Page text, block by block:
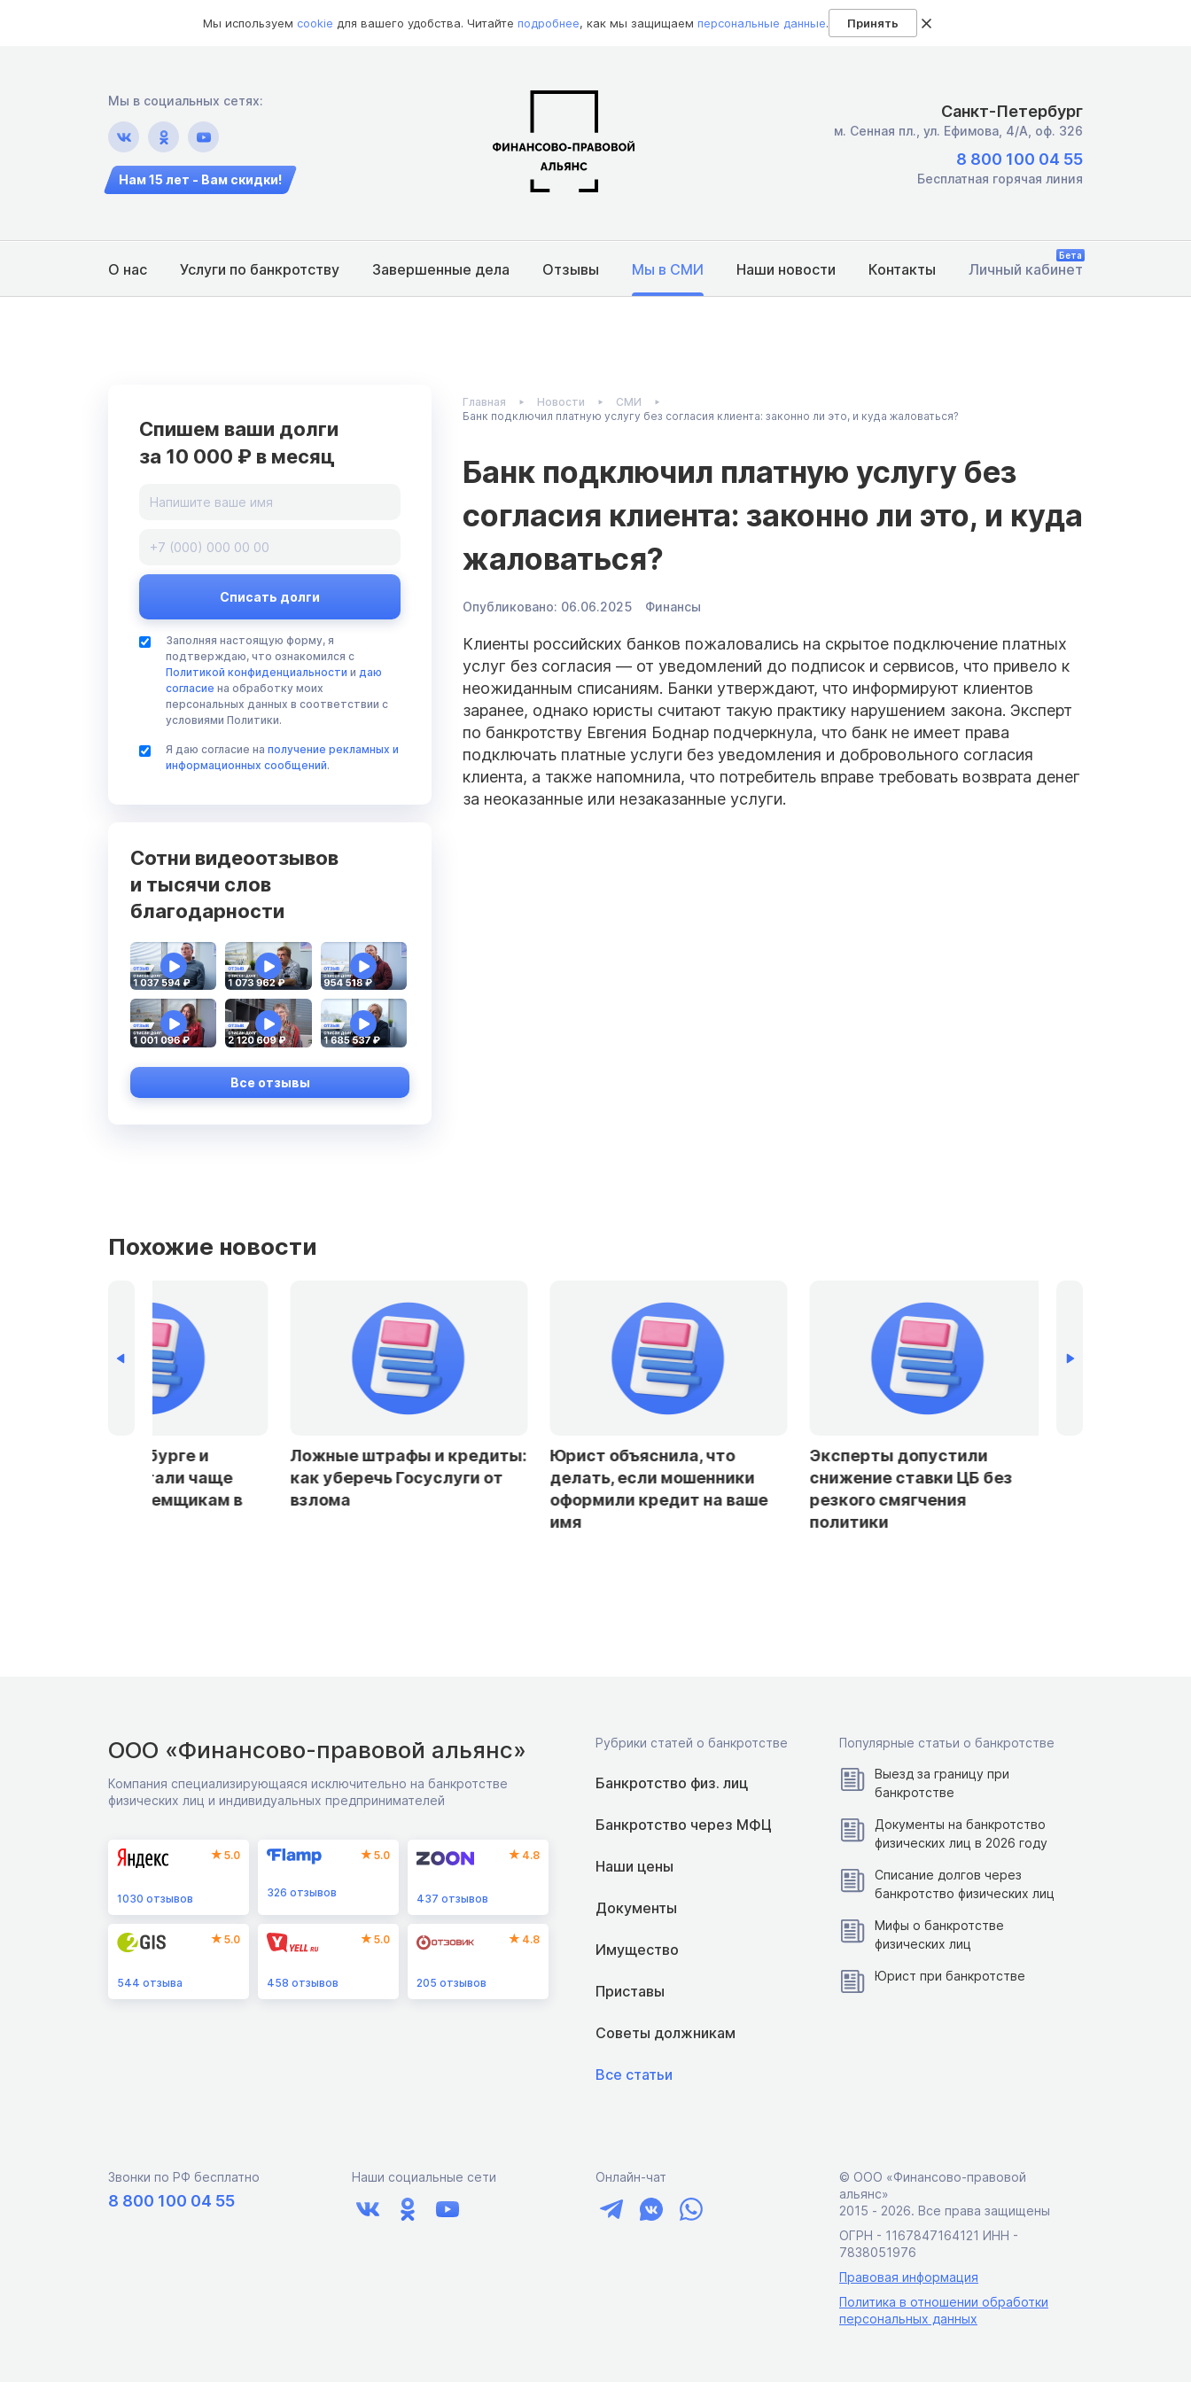
Мы используем cookie для вашего удобства. Читайте подробнее, как мы защищаем персональные данные. Принять
Мы в социальных сетях:
Нам 15 лет - Вам скидки!
Санкт-Петербург
м. Сенная пл., ул. Ефимова, 4/А, оф. 326
8 800 100 04 55
Бесплатная горячая линия
О нас Услуги по банкротству Завершенные дела Отзывы Мы в СМИ Наши новости Контакты Личный кабинет
Бета
Спишем ваши долги
за 10 000 ₽ в месяц
Заполняя настоящую форму, я
подтверждаю, что ознакомился с
Политикой конфиденциальности и даю
согласие на обработку моих
персональных данных в соответствии с
условиями Политики.
Я даю согласие на получение рекламных и
информационных сообщений.
Сотни видеоотзывов
и тысячи слов
благодарности
Все отзывы
Главная Новости
СМИ
Банк подключил платную услугу без согласия клиента: законно ли это, и куда жаловаться?
Банк подключил платную услугу без
согласия клиента: законно ли это, и куда
жаловаться?
Опубликовано: 06.06.2025 Финансы
Клиенты российских банков пожаловались на скрытое подключение платных
услуг без согласия — от уведомлений до подписок и сервисов, что привело к
неожиданным списаниям. Банки утверждают, что информируют клиентов
заранее, однако юристы считают такую практику нарушением закона. Эксперт
по банкротству Евгения Боднар подчеркнула, что банк не имеет права
подключать платные услуги без уведомления и добровольного согласия
клиента, а также напомнила, что потребитель вправе требовать возврата денег
за неоказанные или незаказанные услуги.
Похожие новости
Ложные штрафы и кредиты:
как уберечь Госуслуги от
взлома
Юрист объяснила, что
делать, если мошенники
оформили кредит на ваше
Эксперты допустили
снижение ставки ЦБ без
резкого смягчения
Банки в Петербурге и
Ленобласти стали чаще
отказывать заемщикам в
ООО «Финансово-правовой альянс»
Компания специализирующаяся исключительно на банкротстве
физических лиц и индивидуальных предпринимателей
5.0
1030 отзывов
5.0
326 отзывов
4.8
437 отзывов
5.0
544 отзыва
5.0
458 отзывов
4.8
205 отзывов
Рубрики статей о банкротстве
Банкротство физ. лиц
Банкротство через МФЦ
Наши цены
Документы
Имущество
Приставы
Советы должникам
Все статьи
Популярные статьи о банкротстве
Выезд за границу при
банкротстве
Документы на банкротство
физических лиц в 2026 году
Списание долгов через
банкротство физических лиц
Мифы о банкротстве
физических лиц
Юрист при банкротстве
Звонки по РФ бесплатно
8 800 100 04 55
Наши социальные сети Онлайн-чат
© ООО «Финансово-правовой
альянс»
2015 ‑ 2026. Все права защищены
ОГРН - 1167847164121 ИНН -
7838051976
Правовая информация
Политика в отношении обработки
персональных данных